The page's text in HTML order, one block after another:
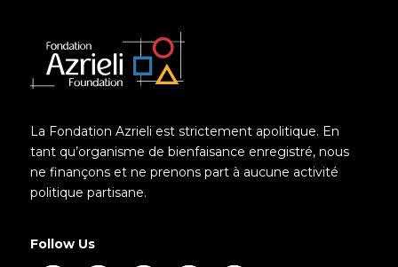
La Fondation Azrieli est strictement apolitique. En
tant qu’organisme de bienfaisance enregistré, nous
ne finançons et ne prenons part à aucune activité
politique partisane.
Follow Us